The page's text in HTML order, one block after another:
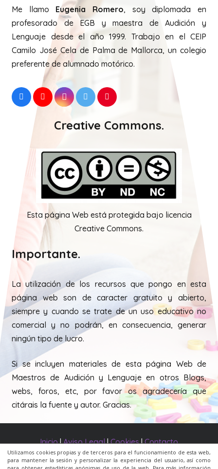
Utilizamos cookies propias y de terceros para el funcionamiento de esta web,
para mantener la sesión y personalizar la experiencia del usuario, así como
Me llamo Eugenia Romero, soy diplomada en
profesorado de EGB y maestra de Audición y
Lenguaje desde el año 1999. Trabajo en el CEIP
Camilo José Cela de Palma de Mallorca, un colegio
preferente de alumnado motórico.
Creative Commons.
Esta página Web está protegida bajo licencia
Creative Commons.
Importante.
La utilización de los recursos que pongo en esta
página web son de caracter gratuito y abierto,
siempre y cuando se trate de un uso educativo no
comercial y no podrán, en consecuencia, generar
ningún tipo de lucro.
Si se incluyen materiales de esta página Web de
Maestros de Audición y Lenguaje en otros Blogs,
webs, foros, etc, por favor os agradecería que
citárais la fuente y autor. Gracias.
Inicio|Aviso Legal|Cookies|Contacto